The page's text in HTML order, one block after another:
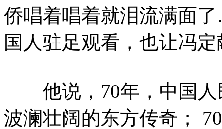
侨唱着唱着就泪流满面
国人驻足观看，也让冯
他说，70年，中国人
波澜壮阔的东方传奇；